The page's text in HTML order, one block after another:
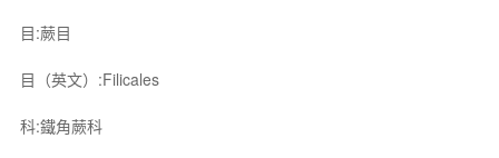
目:蕨目
目（英文）:Filicales
科:鐵角蕨科